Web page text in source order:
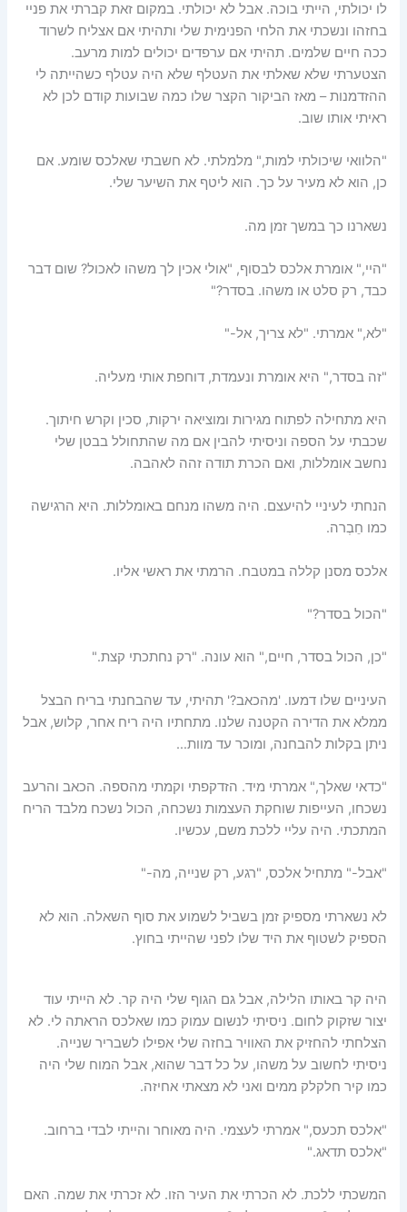
לו יכולתי, הייתי בוכה. אבל לא יכולתי. במקום זאת קברתי את פניי
בחזהו ונשכתי את הלחי הפנימית שלי ותהיתי אם אצליח לשרוד
ככה חיים שלמים. תהיתי אם ערפדים יכולים למות מרעב.
הצטערתי שלא שאלתי את העטלף שלא היה עטלף כשהייתה לי
ההזדמנות – מאז הביקור הקצר שלו כמה שבועות קודם לכן לא
ראיתי אותו שוב.
"הלוואי שיכולתי למות," מלמלתי. לא חשבתי שאלכס שומע. אם
כן, הוא לא מעיר על כך. הוא ליטף את השיער שלי.
נשארנו כך במשך זמן מה.
"היי," אומרת אלכס לבסוף, "אולי אכין לך משהו לאכול? שום דבר
כבד, רק סלט או משהו. בסדר?"
"לא," אמרתי. "לא צריך, אל-"
"זה בסדר," היא אומרת ונעמדת, דוחפת אותי מעליה.
היא מתחילה לפתוח מגירות ומוציאה ירקות, סכין וקרש חיתוך.
שכבתי על הספה וניסיתי להבין אם מה שהתחולל בבטן שלי
נחשב אומללות, ואם הכרת תודה זהה לאהבה.
הנחתי לעיניי להיעצם. היה משהו מנחם באומללות. היא הרגישה
כמו חֵבְרה.
אלכס מסנן קללה במטבח. הרמתי את ראשי אליו.
"הכול בסדר?"
"כן, הכול בסדר, חיים," הוא עונה. "רק נחתכתי קצת."
העיניים שלו דמעו. 'מהכאב?' תהיתי, עד שהבחנתי בריח הבצל
ממלא את הדירה הקטנה שלנו. מתחתיו היה ריח אחר, קלוש, אבל
ניתן בקלות להבחנה, ומוכר עד מוות…
"כדאי שאלך," אמרתי מיד. הזדקפתי וקמתי מהספה. הכאב והרעב
נשכחו, העייפות שוחקת העצמות נשכחה, הכול נשכח מלבד הריח
המתכתי. היה עליי ללכת משם, עכשיו.
"אבל-" מתחיל אלכס, "רגע, רק שנייה, מה-"
לא נשארתי מספיק זמן בשביל לשמוע את סוף השאלה. הוא לא
הספיק לשטוף את היד שלו לפני שהייתי בחוץ.
היה קר באותו הלילה, אבל גם הגוף שלי היה קר. לא הייתי עוד
יצור שזקוק לחום. ניסיתי לנשום עמוק כמו שאלכס הראתה לי. לא
הצלחתי להחזיק את האוויר בחזה שלי אפילו לשבריר שנייה.
ניסיתי לחשוב על משהו, על כל דבר שהוא, אבל המוח שלי היה
כמו קיר חלקלק ממים ואני לא מצאתי אחיזה.
"אלכס תכעס," אמרתי לעצמי. היה מאוחר והייתי לבדי ברחוב.
"אלכס תדאג."
המשכתי ללכת. לא הכרתי את העיר הזו. לא זכרתי את שמה. האם